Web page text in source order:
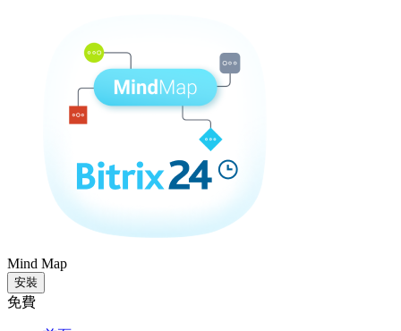
Mind Map
安裝
免費